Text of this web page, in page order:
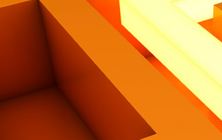
Heritage
Lavora con noi
Contatti